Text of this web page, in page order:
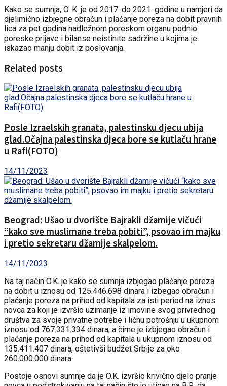
Kako se sumnja, O. K. je od 2017. do 2021. godine u namjeri da
djelimično izbjegne obračun i plaćanje poreza na dobit pravnih
lica za pet godina nadležnom poreskom organu podnio
poreske prijave i bilanse neistinite sadržine u kojima je
iskazao manju dobit iz poslovanja.
Related posts
Posle Izraelskih granata, palestinsku djecu ubija
glad.Očajna palestinska djeca bore se kutlaču hrane
u Rafi(FOTO)
14/11/2023
Beograd: Ušao u dvorište Bajrakli džamije vičući
“kako sve muslimane treba pobiti”, psovao im majku
i pretio sekretaru džamije skalpelom.
14/11/2023
Na taj način O.K. je kako se sumnja izbjegao plaćanje poreza
na dobit u iznosu od 125.446.698 dinara i izbegao obračun i
plaćanje poreza na prihod od kapitala za isti period na iznos
novca za koji je izvršio uzimanje iz imovine svog privrednog
društva za svoje privatne potrebe i ličnu potrošnju u ukupnom
iznosu od 767.331.334 dinara, a čime je izbjegao obračun i
plaćanje poreza na prihod od kapitala u ukupnom iznosu od
135.411.407 dinara, oštetivši budžet Srbije za oko
260.000.000 dinara.
Postoje osnovi sumnje da je O.K. izvršio krivično djelo pranje